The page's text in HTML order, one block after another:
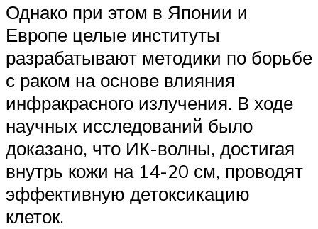
Однако при этом в Японии и
Европе целые институты
разрабатывают методики по борьбе
с раком на основе влияния
инфракрасного излучения. В ходе
научных исследований было
доказано, что ИК-волны, достигая
внутрь кожи на 14-20 см, проводят
эффективную детоксикацию
клеток.